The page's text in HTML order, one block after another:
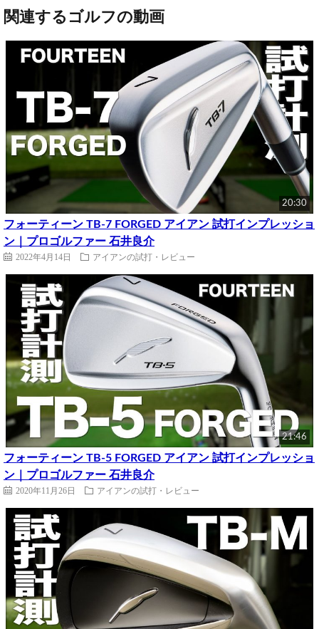
関連するゴルフの動画
20:30
フォーティーン TB-7 FORGED アイアン 試打インプレッショ
ン｜プロゴルファー 石井良介
2022年4月14日 アイアンの試打・レビュー
21:46
フォーティーン TB-5 FORGED アイアン 試打インプレッショ
ン｜プロゴルファー 石井良介
2020年11月26日 アイアンの試打・レビュー